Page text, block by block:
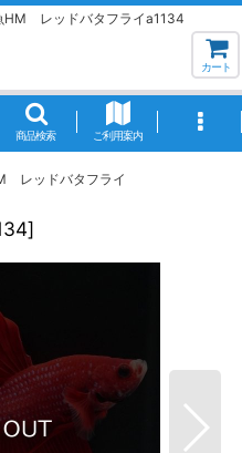
HM レッドバタフライa1134
カート
商品検索 ご利用案内
レッドバタフライ
]